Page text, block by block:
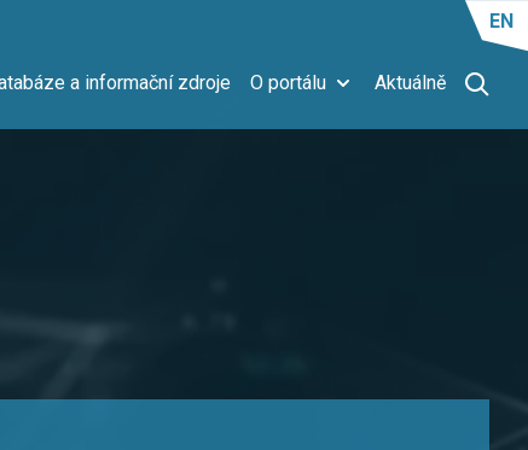
a informační zdroje O portálu Aktuálně
EN